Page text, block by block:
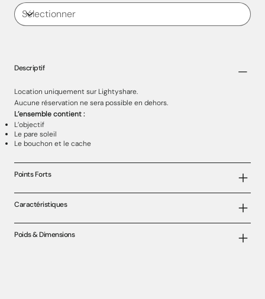
Descriptif
Location uniquement sur Lightyshare.
Aucune réservation ne sera possible en dehors.
L’ensemble contient :
L’objectif
Le pare soleil
Le bouchon et le cache
Points Forts
Caractéristiques
Poids & Dimensions